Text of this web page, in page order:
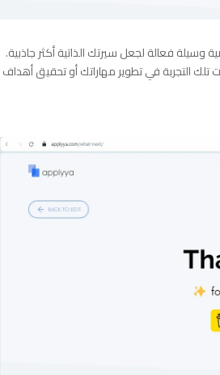
التجربة في تطوير مهاراتك أو تحقيق أهداف